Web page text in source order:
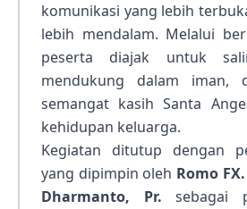
komunikasi yang lebih
lebih mendalam. Melalui
peserta diajak untuk
mendukung dalam iman,
semangat kasih Santa
kehidupan keluarga.
Kegiatan ditutup dengan
yang dipimpin oleh Romo
Dharmanto, Pr. sebagai